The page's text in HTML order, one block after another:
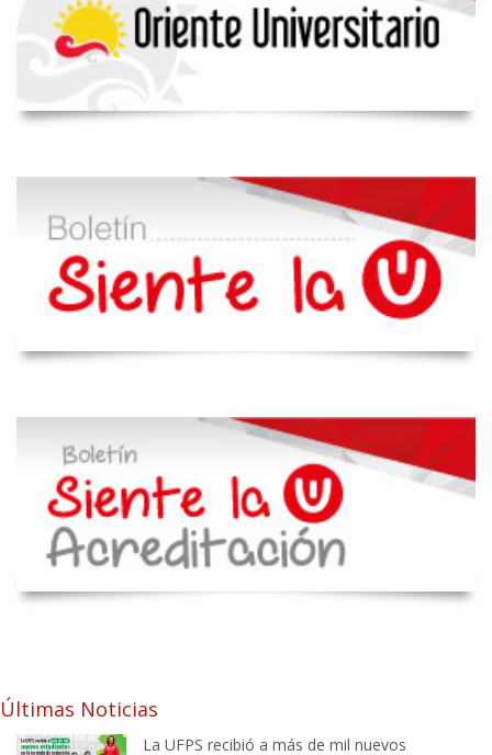
Últimas Noticias
La UFPS recibió a más de mil nuevos